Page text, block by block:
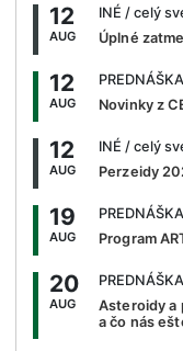
12
AUG
INÉ / celý
Úplné
12
AUG
PREDNÁŠKA
Novinky z
12
AUG
INÉ / celý
Perzeidy
19
AUG
PREDNÁŠKA
Program
20
AUG
PREDNÁŠKA
Asteroidy a
a čo nás